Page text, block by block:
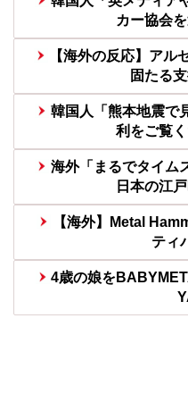
カー協会
【海外の反応】アル
固たる
韓国人「熊本地震で
利をご覧
海外「まるでタイム
日本の江
【海外】Metal
ティ
4歳の娘を